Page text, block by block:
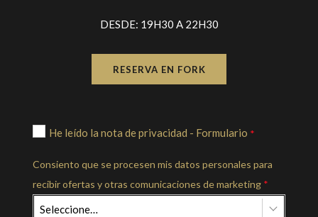
DESDE: 19H30 A 22H30
RESERVA EN FORK
He leído la nota de privacidad - Formulario *
Consiento que se procesen mis datos personales para
recibir ofertas y otras comunicaciones de marketing *
Seleccione…